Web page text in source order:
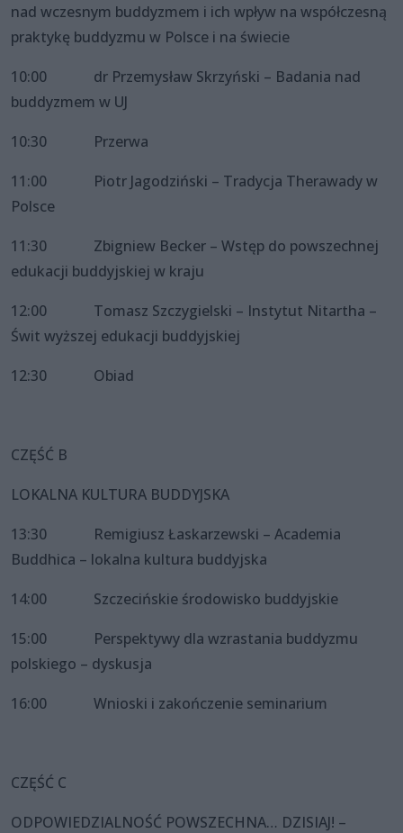
nad wczesnym buddyzmem i ich wpływ na współczesną
praktykę buddyzmu w Polsce i na świecie
10:00 dr Przemysław Skrzyński – Badania nad
buddyzmem w UJ
10:30 Przerwa
11:00 Piotr Jagodziński – Tradycja Therawady w
Polsce
11:30 Zbigniew Becker – Wstęp do powszechnej
edukacji buddyjskiej w kraju
12:00 Tomasz Szczygielski – Instytut Nitartha –
Świt wyższej edukacji buddyjskiej
12:30 Obiad
CZĘŚĆ B
LOKALNA KULTURA BUDDYJSKA
13:30 Remigiusz Łaskarzewski – Academia
Buddhica – lokalna kultura buddyjska
14:00 Szczecińskie środowisko buddyjskie
15:00 Perspektywy dla wzrastania buddyzmu
polskiego – dyskusja
16:00 Wnioski i zakończenie seminarium
CZĘŚĆ C
ODPOWIEDZIALNOŚĆ POWSZECHNA… DZISIAJ! –